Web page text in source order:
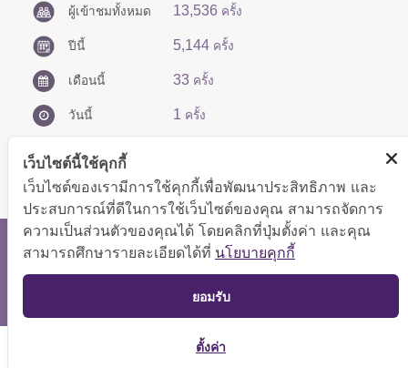
ผู้เข้าชมทั้งหมด 13,536 ครั้ง
ปีนี้ 5,144 ครั้ง
เดือนนี้ 33 ครั้ง
วันนี้ 1 ครั้ง
สงวนลิขสิทธิ์ © 2566 กองบริหารการคลัง
แสดงผลได้ดีที่ขนาดหน้าจอ 1024x768 pixel
แผนผังเว็บไซต์
TOP
เว็บไซต์นี้ใช้คุกกี้
เว็บไซต์ของเรามีการใช้คุกกี้เพื่อพัฒนาประสิทธิภาพ และ
ประสบการณ์ที่ดีในการใช้เว็บไซต์ของคุณ สามารถจัดการ
ความเป็นส่วนตัวของคุณได้ โดยคลิกที่ปุ่มตั้งค่า และคุณ
สามารถศึกษารายละเอียดได้ที่ นโยบายคุกกี้
ยอมรับ
ตั้งค่า